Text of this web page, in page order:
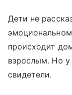
Дети не
происходит
взрослым. Но у
свидетели.